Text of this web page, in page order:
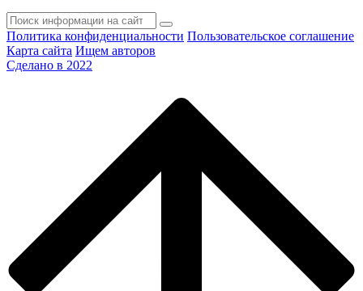
Политика конфиденциальности Пользовательское соглашение
Карта сайта Ищем авторов
Сделано в 2022